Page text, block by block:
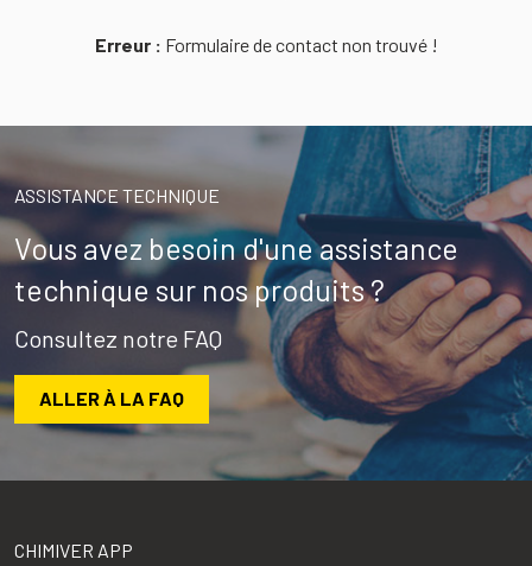
Erreur : Formulaire de contact non trouvé !
ASSISTANCE TECHNIQUE
Vous avez besoin d'une assistance
technique sur nos produits ?
Consultez notre FAQ
ALLER À LA FAQ
CHIMIVER APP